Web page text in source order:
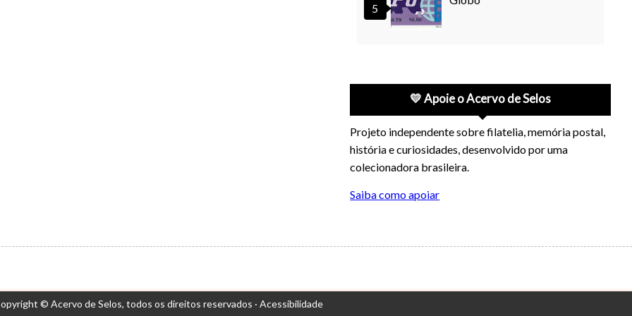
💛 Apoie o Acervo de Selos
Projeto independente sobre filatelia, memória postal,
história e curiosidades, desenvolvido por uma
colecionadora brasileira.
Saiba como apoiar
© Acervo de Selos, todos os direitos reservados · Acessibilidade